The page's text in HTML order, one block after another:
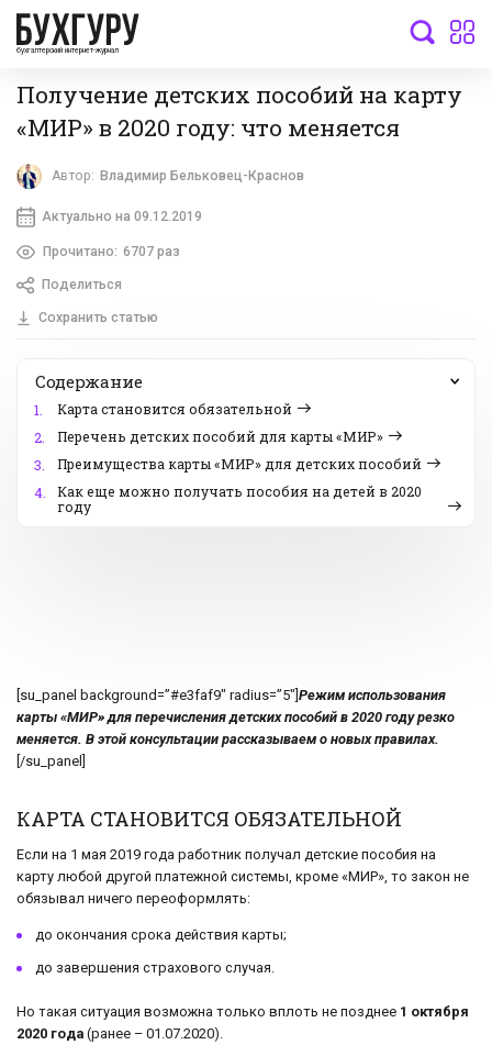
бухгалтерский интернет-журнал
Получение детских пособий на карту
«МИР» в 2020 году: что меняется
Автор: Владимир Бельковец-Краснов
Актуально на 09.12.2019
Прочитано: 6707 раз
Поделиться
Сохранить статью
Содержание
1.
Карта становится обязательной
2.
Перечень детских пособий для карты «МИР»
3.
Преимущества карты «МИР» для детских пособий
4.
Как еще можно получать пособия на детей в 2020
году
[su_panel background=”#e3faf9″ radius=”5″] Режим использования
карты «МИР» для перечисления детских пособий в 2020 году резко
меняется. В этой консультации рассказываем о новых правилах.
[/su_panel]
КАРТА СТАНОВИТСЯ ОБЯЗАТЕЛЬНОЙ
Если на 1 мая 2019 года работник получал детские пособия на
карту любой другой платежной системы, кроме «МИР», то закон не
обязывал ничего переоформлять:
до окончания срока действия карты;
до завершения страхового случая.
Но такая ситуация возможна только вплоть не позднее 1 октября
2020 года (ранее – 01.07.2020).